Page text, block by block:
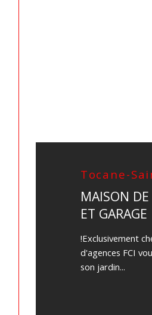
Tocane-
MAISON DE
ET GARAGE
!Exclusivement
d'agences FCI
son jardin...